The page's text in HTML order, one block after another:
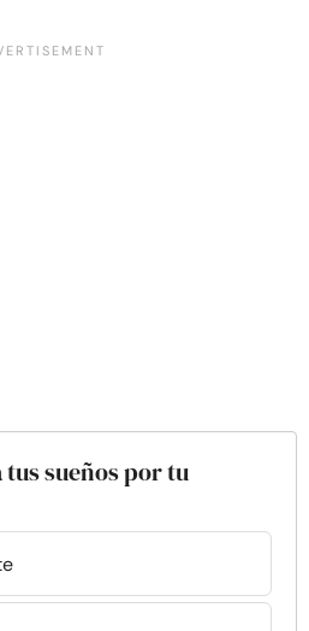
sueños por tu